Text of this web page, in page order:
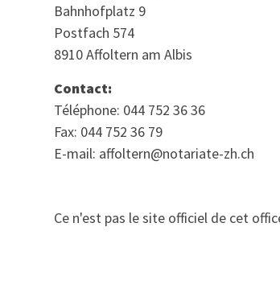
Bahnhofplatz 9
Postfach 574
8910 Affoltern am Albis
Contact:
Téléphone: 044 752 36 36
Fax: 044 752 36 79
E-mail: affoltern@notariate-zh.ch
Ce n'est pas le site officiel de cet